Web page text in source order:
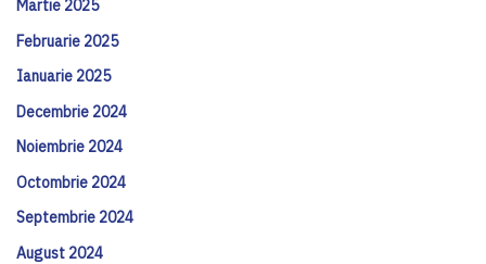
Martie 2025
Februarie 2025
Ianuarie 2025
Decembrie 2024
Noiembrie 2024
Octombrie 2024
Septembrie 2024
August 2024